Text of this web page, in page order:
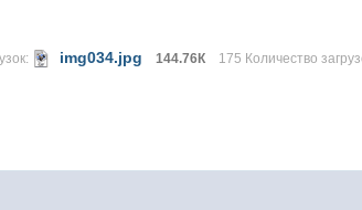
img034.jpg 144.76К 175 Количество